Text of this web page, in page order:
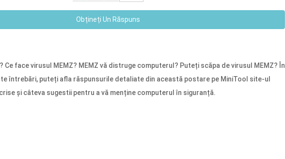
Obțineți Un Răspuns
Ce face virusul MEMZ? MEMZ vă distruge computerul? Puteți scăpa de virusul MEMZ? În
întrebări, puteți afla răspunsurile detaliate din această postare pe MiniTool site-ul
și câteva sugestii pentru a vă menține computerul în siguranță.